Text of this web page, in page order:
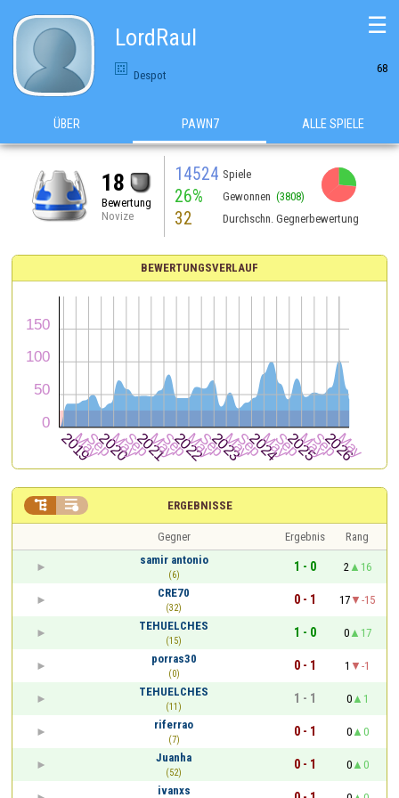
LordRaul
Despot
68
☰
ÜBER PAWN7 ALLE SPIELE
18
Bewertung
Novize
14524 Spiele
26% Gewonnen (3808)
32 Durchschn. Gegnerbewertung
BEWERTUNGSVERLAUF
ERGEBNISSE
 
Gegner Ergebnis
Rang
samir antonio
(6)
1 - 0 2
16
CRE70
(32)
0 - 1 17
-15
TEHUELCHES
(15)
1 - 0 0
17
porras30
(0)
0 - 1 1
-1
TEHUELCHES
(11)
1 - 1 0
1
riferrao
(7)
0 - 1 0
0
Juanha
(52)
0 - 1 0
0
ivanxs